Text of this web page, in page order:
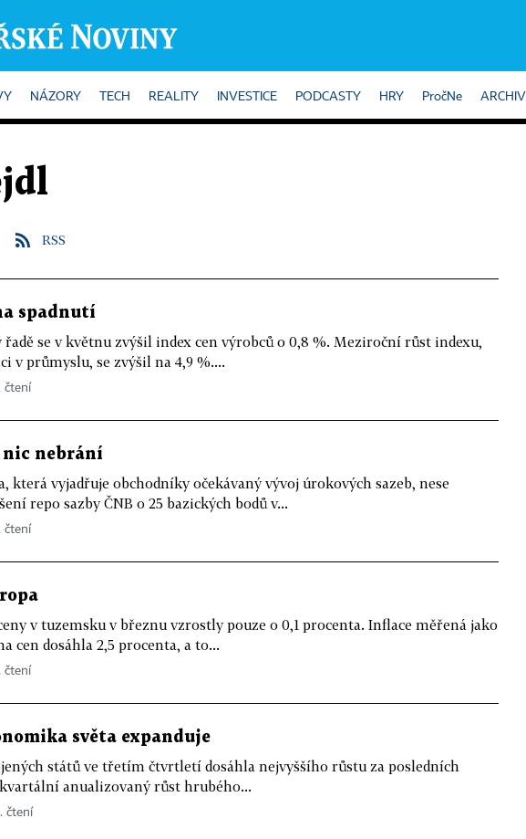
NÁZORY TECH REALITY INVESTICE PODCASTY HRY PročNe ARCHIV
RSS
spadnutí
se v květnu zvýšil index cen výrobců o 0,8 %. Meziroční růst indexu,
v průmyslu, se zvýšil na 4,9 %....
čtení
nic nebrání
která vyjadřuje obchodníky očekávaný vývoj úrokových sazeb, nese
repo sazby ČNB o 25 bazických bodů v...
čtení
v tuzemsku v březnu vzrostly pouze o 0,1 procenta. Inflace měřená jako
cen dosáhla 2,5 procenta, a to...
čtení
světa expanduje
států ve třetím čtvrtletí dosáhla nejvyššího růstu za posledních
anualizovaný růst hrubého...
čtení